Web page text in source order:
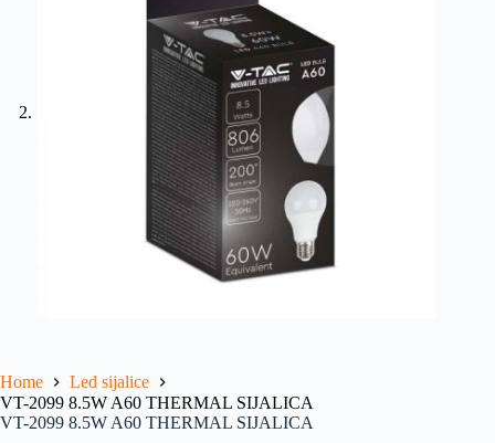
Home
Led sijalice
VT-2099 8.5W A60 THERMAL SIJALICA
VT-2099 8.5W A60 THERMAL SIJALICA